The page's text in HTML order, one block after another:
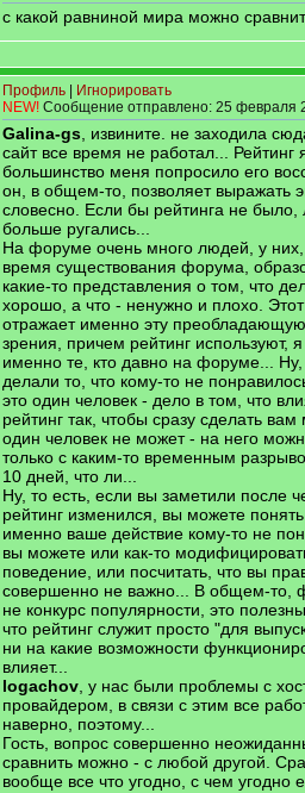
с какой равниной мира можно
Профиль
Игнорировать
NEW! Сообщение отправлено: 25 февраля
Galina-gs , извините. не заходила
сайт все время не работал... Рейтинг
большинство меня попросило его
он, в общем-то, позволяет выражать
словесно. Если бы рейтинга не
больше ругались...
На форуме очень много людей, у них,
время существования форума,
какие-то представления о том, что
хорошо, а что - ненужно и плохо. Этот
отражает именно эту преобладающую
зрения, причем рейтинг используют,
именно те, кто давно на форуме... Ну,
делали то, что кому-то не
это один человек - дело в том, что
рейтинг так, чтобы сразу сделать вам
один человек не может - на него
только с каким-то временным
10 дней, что ли...
Ну, то есть, если вы заметили после
рейтинг изменился, вы можете
именно ваше действие кому-то не
вы можете или как-то
поведение, или посчитать, что вы
совершенно не важно... В общем-то,
не конкурс популярности, это
что рейтинг служит просто "для
ни на какие возможности
влияет...
logachov , у нас были проблемы с
провайдером, в связи с этим все
наверно, поэтому...
Гость, вопрос совершенно
сравнить можно - с любой другой.
вообще все что угодно, с чем угодно